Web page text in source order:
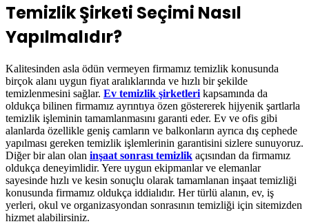
Temizlik Şirketi Seçimi Nasıl
Yapılmalıdır?
Kalitesinden asla ödün vermeyen firmamız temizlik konusunda
birçok alanı uygun fiyat aralıklarında ve hızlı bir şekilde
temizlenmesini sağlar. Ev temizlik şirketleri kapsamında da
oldukça bilinen firmamız ayrıntıya özen göstererek hijyenik şartlarla
temizlik işleminin tamamlanmasını garanti eder. Ev ve ofis gibi
alanlarda özellikle geniş camların ve balkonların ayrıca dış cephede
yapılması gereken temizlik işlemlerinin garantisini sizlere sunuyoruz.
Diğer bir alan olan inşaat sonrası temizlik açısından da firmamız
oldukça deneyimlidir. Yere uygun ekipmanlar ve elemanlar
sayesinde hızlı ve kesin sonuçlu olarak tamamlanan inşaat temizliği
konusunda firmamız oldukça iddialıdır. Her türlü alanın, ev, iş
yerleri, okul ve organizasyondan sonrasının temizliği için sitemizden
hizmet alabilirsiniz.